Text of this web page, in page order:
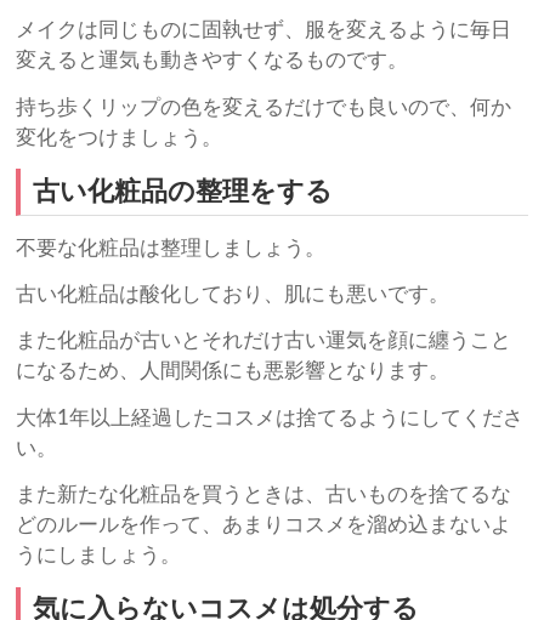
メイクは同じものに固執せず、服を変えるように毎日
変えると運気も動きやすくなるものです。
持ち歩くリップの色を変えるだけでも良いので、何か
変化をつけましょう。
古い化粧品の整理をする
不要な化粧品は整理しましょう。
古い化粧品は酸化しており、肌にも悪いです。
また化粧品が古いとそれだけ古い運気を顔に纏うこと
になるため、人間関係にも悪影響となります。
大体1年以上経過したコスメは捨てるようにしてくださ
い。
また新たな化粧品を買うときは、古いものを捨てるな
どのルールを作って、あまりコスメを溜め込まないよ
うにしましょう。
気に入らないコスメは処分する